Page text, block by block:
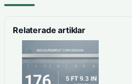
Relaterade artiklar